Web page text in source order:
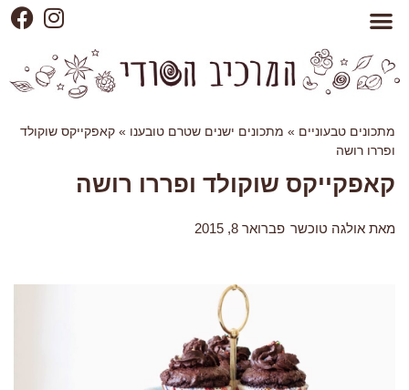
מתכונים טבעוניים » מתכונים ישנים שטרם טובענו » קאפקייקס שוקולד
ופררו רושה
קאפקייקס שוקולד ופררו רושה
מאת אולגה טוכשר פברואר 8, 2015